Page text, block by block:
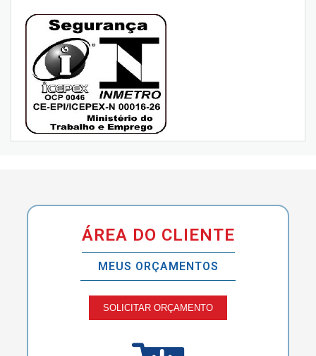
ÁREA DO CLIENTE
MEUS ORÇAMENTOS
SOLICITAR ORÇAMENTO